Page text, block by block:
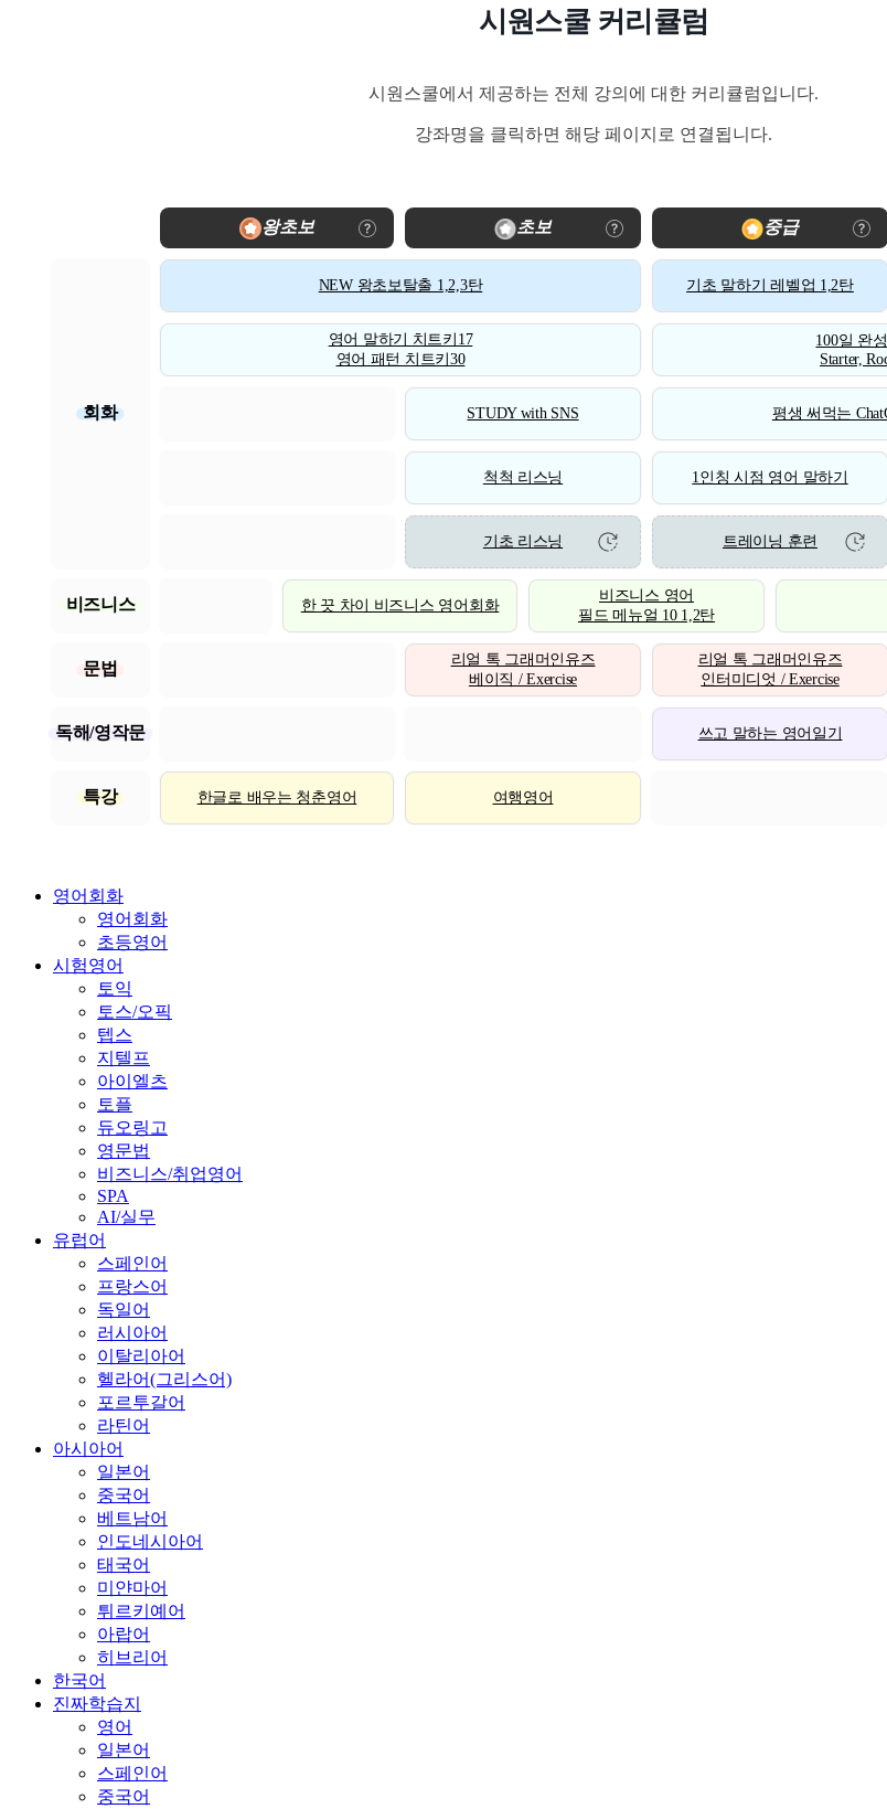
시원스쿨 커리큘럼
시원스쿨에서 제공하는 전체 강의에 대한 커리큘럼입니다.
강좌명을 클릭하면 해당 페이지로 연결됩니다.
왕초보 초보 중급
회화
NEW 왕초보탈출 1,2,3탄 기초 말하기 레벨업 1,2탄
영어 말하기 치트키17
영어 패턴 치트키30
100일 완
Starter,
STUDY with SNS 평생 써먹는
척척 리스닝 1인칭 시점 영어 말하기
기초 리스닝 트레이닝 훈련
비즈니스 한 끗 차이 비즈니스 영어회화
비즈니스 영어
필드 메뉴얼 10 1,2탄
문법
리얼 톡 그래머인유즈
베이직 / Exercise
리얼 톡 그래머인유즈
인터미디엇 / Exercise
독해/영작문 쓰고 말하는 영어일기
특강 한글로 배우는 청춘영어 여행영어
영어회화
영어회화
초등영어
시험영어
토익
토스/오픽
텝스
지텔프
아이엘츠
토플
듀오링고
영문법
비즈니스/취업영어
SPA
AI/실무
유럽어
스페인어
프랑스어
독일어
러시아어
이탈리아어
헬라어(그리스어)
포르투갈어
라틴어
아시아어
일본어
중국어
베트남어
인도네시아어
태국어
미얀마어
튀르키예어
아랍어
히브리어
한국어
진짜학습지
영어
일본어
스페인어
중국어